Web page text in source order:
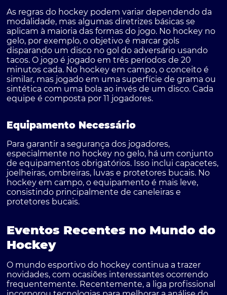
As regras do hockey podem variar dependendo da
modalidade, mas algumas diretrizes básicas se
aplicam à maioria das formas do jogo. No hockey no
gelo, por exemplo, o objetivo é marcar gols
disparando um disco no gol do adversário usando
tacos. O jogo é jogado em três períodos de 20
minutos cada. No hockey em campo, o conceito é
similar, mas jogado em uma superfície de grama ou
sintética com uma bola ao invés de um disco. Cada
equipe é composta por 11 jogadores.
Equipamento Necessário
Para garantir a segurança dos jogadores,
especialmente no hockey no gelo, há um conjunto
de equipamentos obrigatórios. Isso inclui capacetes,
joelheiras, ombreiras, luvas e protetores bucais. No
hockey em campo, o equipamento é mais leve,
consistindo principalmente de caneleiras e
protetores bucais.
Eventos Recentes no Mundo do
Hockey
O mundo esportivo do hockey continua a trazer
novidades, com ocasiões interessantes ocorrendo
frequentemente. Recentemente, a liga profissional